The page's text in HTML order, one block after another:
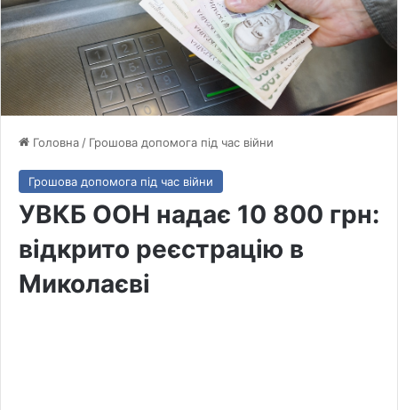
Головна / Грошова допомога під час війни
Грошова допомога під час війни
УВКБ ООН надає 10 800 грн:
відкрито реєстрацію в
Миколаєві